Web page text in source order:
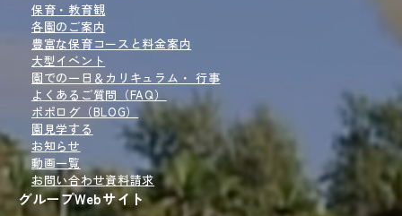
保育・教育観
各園のご案内
豊富な保育コースと料金案内
大型イベント
園での一日＆カリキュラム・ 行事
よくあるご質問（FAQ）
ポポログ （BLOG）
園見学する
お知らせ
動画一覧
お問い合わせ資料請求
グループWebサイト